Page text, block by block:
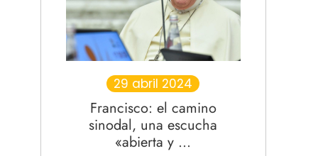
29 abril 2024
Francisco: el camino
sinodal, una escucha
«abierta y ...